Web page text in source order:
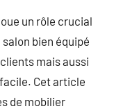
un rôle crucial
salon bien équipé
mais aussi
Cet article
de mobilier